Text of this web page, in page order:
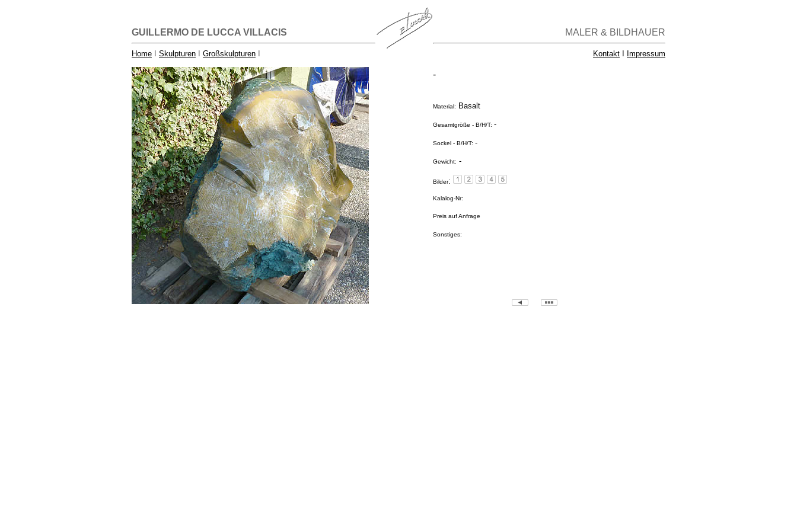
GUILLERMO DE LUCCA VILLACIS MALER & BILDHAUER
Home Skulpturen Großskulpturen Kontakt Impressum
-
Material: Basalt
Gesamtgröße - B/H/T: -
Sockel - B/H/T: -
Gewicht: -
Bilder:
Kalalog-Nr:
Preis auf Anfrage
Sonstiges: